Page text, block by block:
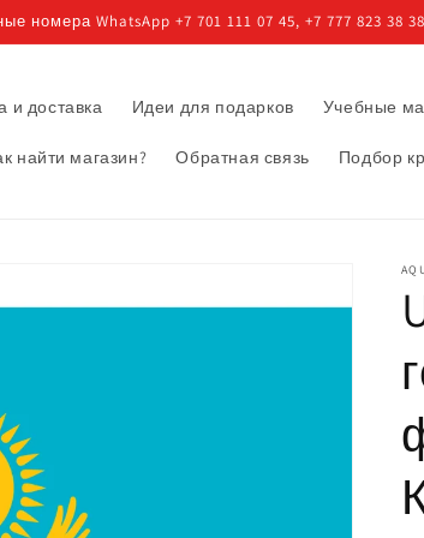
номера WhatsApp +7 701 111 07 45, +7 777 823 38 38
и доставка Идеи для подарков Учебные
найти магазин? Обратная связь Подбор